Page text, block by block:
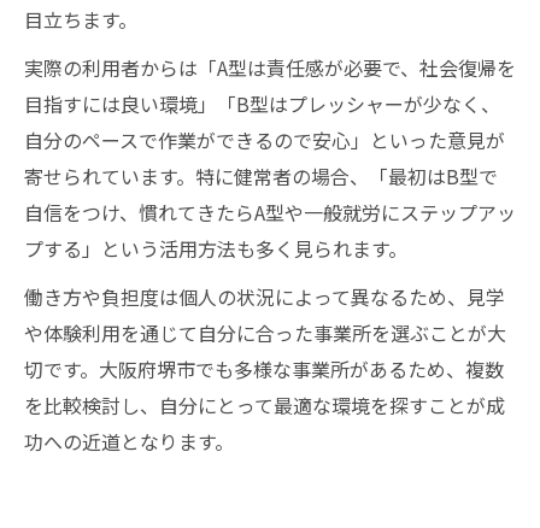
目立ちます。
実際の利用者からは「A型は責任感が必要で、社会復帰を
目指すには良い環境」「B型はプレッシャーが少なく、
自分のペースで作業ができるので安心」といった意見が
寄せられています。特に健常者の場合、「最初はB型で
自信をつけ、慣れてきたらA型や一般就労にステップアッ
プする」という活用方法も多く見られます。
働き方や負担度は個人の状況によって異なるため、見学
や体験利用を通じて自分に合った事業所を選ぶことが大
切です。大阪府堺市でも多様な事業所があるため、複数
を比較検討し、自分にとって最適な環境を探すことが成
功への近道となります。